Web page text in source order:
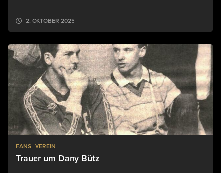
2. OKTOBER 2025
FANS VEREIN
Trauer um Dany Bütz